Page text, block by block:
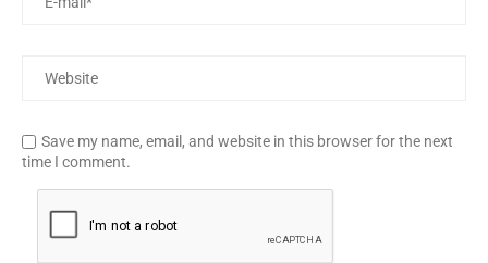
Save my name, email, and website in this browser for the next
time I comment.